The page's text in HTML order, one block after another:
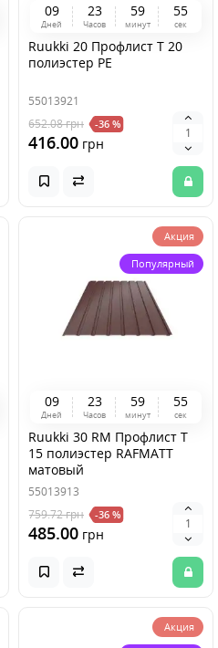
09
Дней
23
Часов
59
минут
54
сек
Ruukki 20 Профлист Т 20
полиэстер PE
55013921
652.08грн -36 %
416.00 грн
Акция
Популярный
09
Дней
23
Часов
59
минут
54
сек
Ruukki 30 RM Профлист Т
15 полиэстер RAFMATT
матовый
55013913
759.72грн -36 %
485.00 грн
Акция